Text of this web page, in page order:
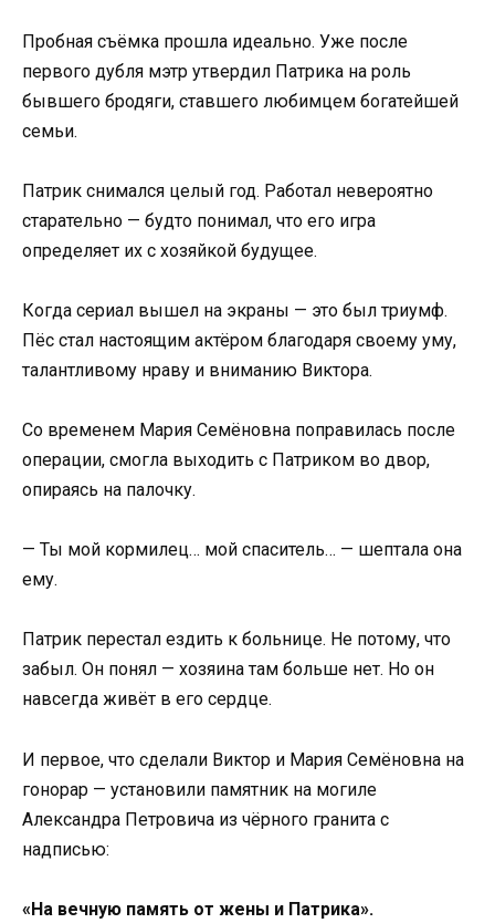
Пробная съёмка прошла идеально. Уже после
первого дубля мэтр утвердил Патрика на роль
бывшего бродяги, ставшего любимцем богатейшей
семьи.
Патрик снимался целый год. Работал невероятно
старательно — будто понимал, что его игра
определяет их с хозяйкой будущее.
Когда сериал вышел на экраны — это был триумф.
Пёс стал настоящим актёром благодаря своему уму,
талантливому нраву и вниманию Виктора.
Со временем Мария Семёновна поправилась после
операции, смогла выходить с Патриком во двор,
опираясь на палочку.
— Ты мой кормилец… мой спаситель… — шептала она
ему.
Патрик перестал ездить к больнице. Не потому, что
забыл. Он понял — хозяина там больше нет. Но он
навсегда живёт в его сердце.
И первое, что сделали Виктор и Мария Семёновна на
гонорар — установили памятник на могиле
Александра Петровича из чёрного гранита с
надписью:
«На вечную память от жены и Патрика».